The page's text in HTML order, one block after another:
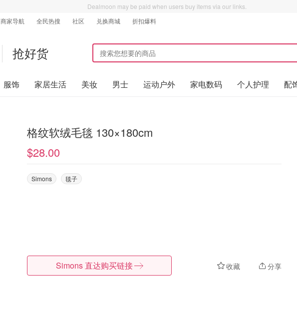
Dealmoon may be paid when users buy items via our links.
商家导航 全民热搜 社区 兑换商城 折扣爆料
抢好货
服饰 家居生活 美妆 男士 运动户外 家电数码 个人护理 配
格纹软绒毛毯 130×180cm
$28.00
Simons 毯子
收藏 分享
Simons 直达购买链接